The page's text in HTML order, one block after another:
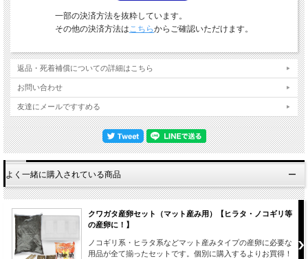
一部の決済方法を抜粋しています。
その他の決済方法はこちらからご確認いただけます。
返品・死着補償についての詳細はこちら
お問い合わせ
友達にメールですすめる
よく一緒に購入されている商品
クワガタ産卵セット（マット産み用）【ヒラタ・ノコギリ等
の産卵に！】
ノコギリ系・ヒラタ系などマット産みタイプの産卵に必要な
用品が全て揃ったセットです。個別に購入するよりお買得！